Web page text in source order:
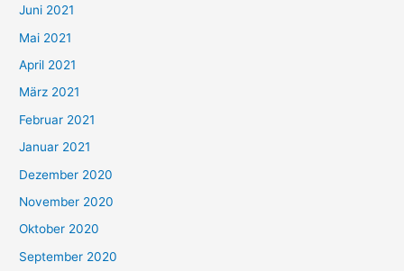
c
h
:
Juni 2021
Mai 2021
April 2021
März 2021
Februar 2021
Januar 2021
Dezember 2020
November 2020
Oktober 2020
September 2020